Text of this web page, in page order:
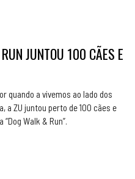
JUNTOU 100 CÃES E
quando a vivemos ao lado dos
a ZU juntou perto de 100 cães e
Walk & Run”.